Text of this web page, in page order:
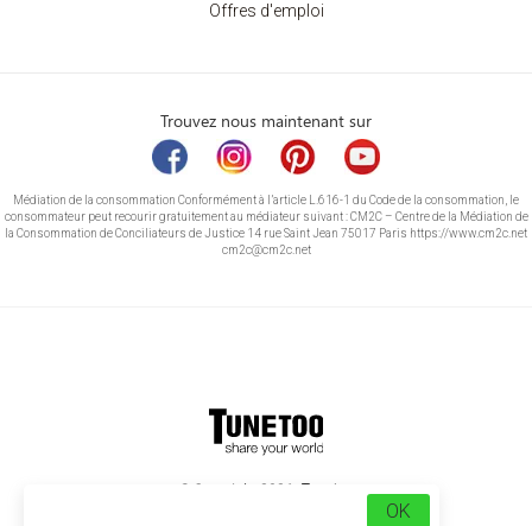
Offres d'emploi
Trouvez nous maintenant sur
Médiation de la consommation Conformément à l’article L.616-1 du Code de la consommation, le
consommateur peut recourir gratuitement au médiateur suivant : CM2C – Centre de la Médiation de
la Consommation de Conciliateurs de Justice 14 rue Saint Jean 75017 Paris https://www.cm2c.net
cm2c@cm2c.net
© Copyright 2026 Tunetoo
OK